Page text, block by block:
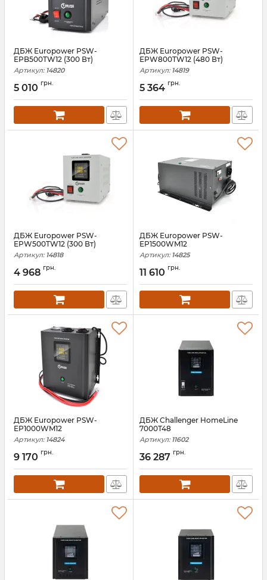
ДБЖ Europower PSW-
EPB500TW12 (300 Вт)
Артикул: 14820
5 010 грн.
ДБЖ Europower PSW-
EPW800TW12 (480 Вт)
Артикул: 14819
5 364 грн.
ДБЖ Europower PSW-
EPW500TW12 (300 Вт)
Артикул: 14818
4 968 грн.
ДБЖ Europower PSW-
EP1500WM12
Артикул: 14825
11 610 грн.
ДБЖ Europower PSW-
EP1000WM12
Артикул: 14824
9 170 грн.
ДБЖ Challenger HomeLine
7000T48
Артикул: 11602
36 287 грн.